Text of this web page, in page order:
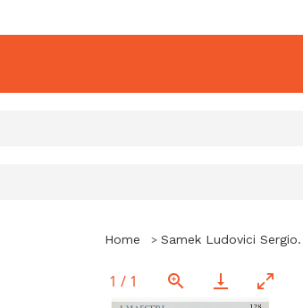
Home Samek Ludovici Sergio.
1 / 1